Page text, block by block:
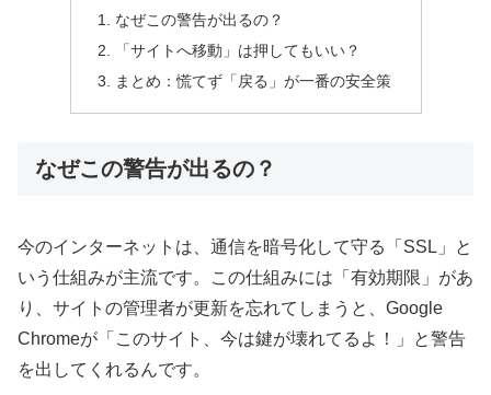
なぜこの警告が出るの？
「サイトへ移動」は押してもいい？
まとめ：慌てず「戻る」が一番の安全策
なぜこの警告が出るの？
今のインターネットは、通信を暗号化して守る「SSL」と
いう仕組みが主流です。この仕組みには「有効期限」があ
り、サイトの管理者が更新を忘れてしまうと、Google
Chromeが「このサイト、今は鍵が壊れてるよ！」と警告
を出してくれるんです。